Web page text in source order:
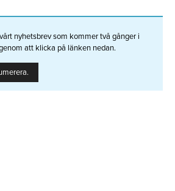
nyhetsbrev som kommer två gånger i
att klicka på länken nedan.